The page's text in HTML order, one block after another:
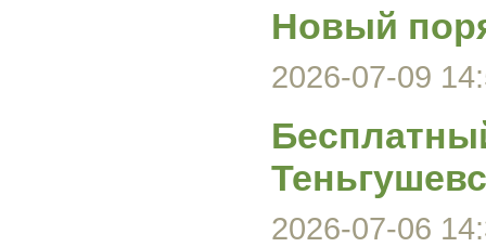
Новый
2026-07-09
2026-07-06